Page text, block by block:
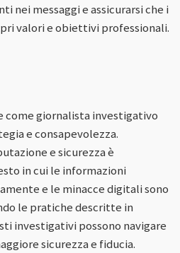
nei messaggi e assicurarsi che i
valori e obiettivi professionali.
come giornalista investigativo
e consapevolezza.
e sicurezza è
in cui le informazioni
e le minacce digitali sono
le pratiche descritte in
investigativi possono navigare
sicurezza e fiducia.